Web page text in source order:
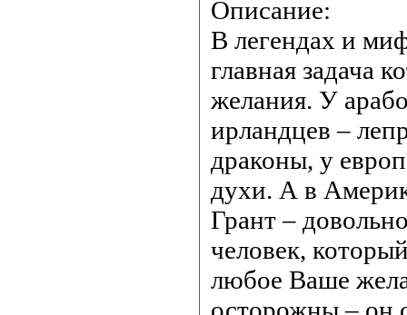
Описание:
В легендах и
главная задача
желания. У
ирландцев –
драконы, у
духи. А в
Грант –
человек,
любое Ваше